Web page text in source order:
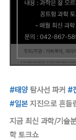
#태양 탐사선 파커 #
#일본 지진으로 흔들
지금 최신 과학/기술
학 토크쇼